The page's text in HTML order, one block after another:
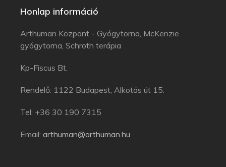
Honlap információ
Arthuman Központ - Gyógytorna, McKenzie
gyógytorna, Schroth terápia
Kp-Fiscus Bt.
Rendelő: 1122 Budapest, Alkotás út 15.
Tel: +36 30 190 7315
Email: arthuman@arthuman.hu